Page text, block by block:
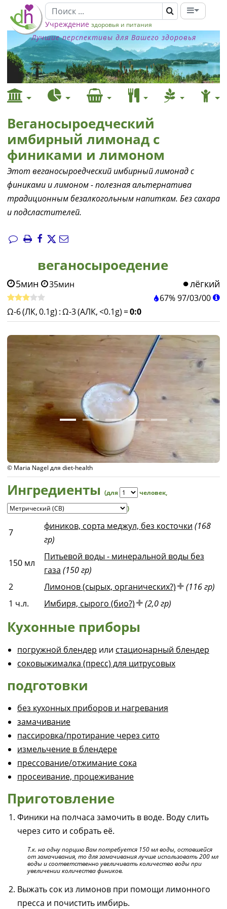
Учреждение здоровья и питания
Лучшие перспективы для Вашего здоровья
Веганосыроедческий
имбирный лимонад с
финиками и лимоном
Этот веганосыроедческий имбирный лимонад с
финиками и лимоном - полезная альтернатива
традиционным безалкогольным напиткам. Без сахара
и подсластителей.
веганосыроедение
5мин 35мин лёгкий
67%97/03/00
Ω-6 (ЛК, 0.1g) :Ω-3 (АЛК, <0.1g) =0:0
© Maria Nagel для diet-health
Ингредиенты (для человек,
)
7
фиников, сорта меджул, без косточки (168
гр)
150 мл
Питьевой воды - минеральной воды без
газа (150 гр)
2
Лимонов (сырых, органических?)
(116 гр)
1 ч.л. Имбиря, сырого (био?) (2,0 гр)
Кухонные приборы
погружной блендер или стационарный блендер
соковыжималка (пресс) для цитрусовых
подготовки
без кухонных приборов и нагревания
замачивание
пассировка/протирание через сито
измельчение в блендере
прессование/отжимание сока
просеивание, процеживание
Приготовление
Финики на полчаса замочить в воде. Воду слить
через сито и собрать её.
Т.к. на одну порцию Вам потребуется 150 мл воды, оставшейся
от замачивания, то для замачивания лучше использовать 200 мл
воды и соответственно увеличивать количество воды при
увеличении количества фиников.
Выжать сок из лимонов при помощи лимонного
пресса и почистить имбирь.